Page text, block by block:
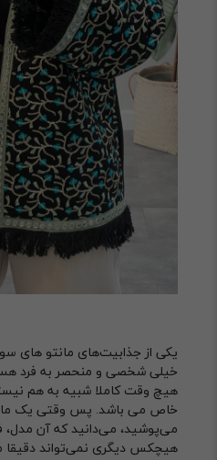
یکی از جذابیت‌های مانتو های
خیلی شخصی و منحصر به فرد
هیچ وقت کاملا شبیه به هم
خاص می باشد. پس وقتی یک
می‌پوشید، می‌دانید که آن
هیچکس دیگری نمی‌تواند دقیقا